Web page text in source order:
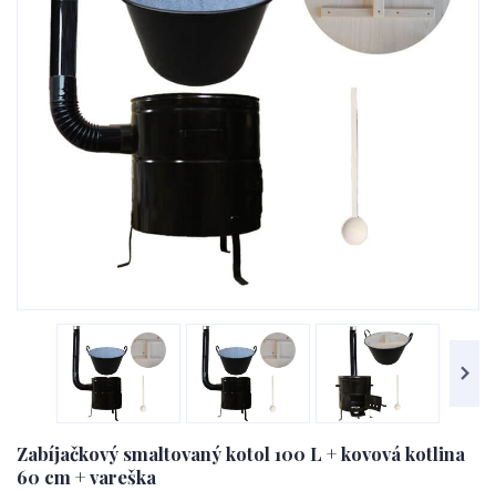
Zabíjačkový smaltovaný kotol 100 L + kovová kotlina
60 cm + vareška